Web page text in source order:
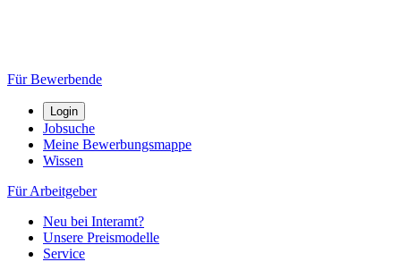
Für Bewerbende
Login
Jobsuche
Meine Bewerbungsmappe
Wissen
Für Arbeitgeber
Neu bei Interamt?
Unsere Preismodelle
Service